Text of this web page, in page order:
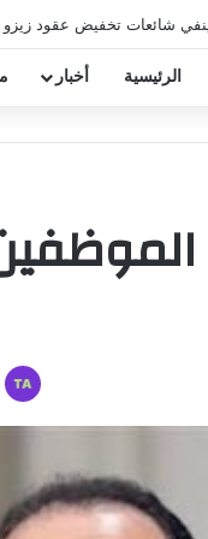
ينفي شائعات تخفيض عقود زيزو
الرئيسية أخبار